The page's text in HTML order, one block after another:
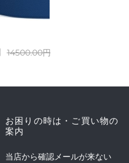
14500.00円
お困りの時は・ご買い物の
案内
当店から確認メールが来ない